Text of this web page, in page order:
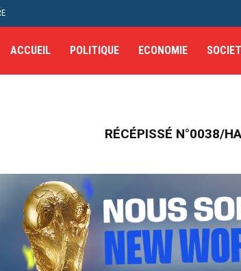
ACCUEIL POLITIQUE ECONOMIE
RÉCÉPISSÉ N°0038/